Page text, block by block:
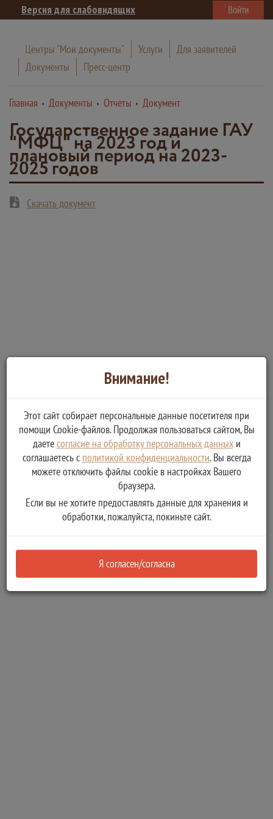
Версия для слабовидящих Войти
Центры "Мои документы" Услуги
Для заявителей
Документы
Пресс-центр
Главная Документы Отчеты Документ
Государственное задание ГАУ
"МФЦ" на 2023 год и
плановый период на 2023-
2025 годов
Скачать документ
Внимание!
Этот сайт собирает персональные данные посетителя при
помощи Cookie-файлов. Продолжая пользоваться сайтом, Вы
даетесогласие на обработку персональных данныхи
соглашаетесь с политикой конфиденциальности. Вы всегда
можете отключить файлы cookie в настройках Вашего
браузера.
Если вы не хотите предоставлять данные для хранения и
обработки, пожалуйста, покиньте сайт.
Я согласен/согласна